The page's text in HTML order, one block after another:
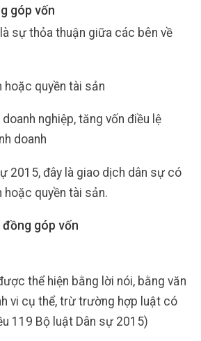
góp vốn
sự thỏa thuận giữa các bên về
hoặc quyền tài sản
nghiệp, tăng vốn điều lệ
doanh
2015, đây là giao dịch dân sự có
quyền tài sản.
góp vốn
thể hiện bằng lời nói, bằng văn
vi cụ thể, trừ trường hợp luật có
119 Bộ luật Dân sự 2015)